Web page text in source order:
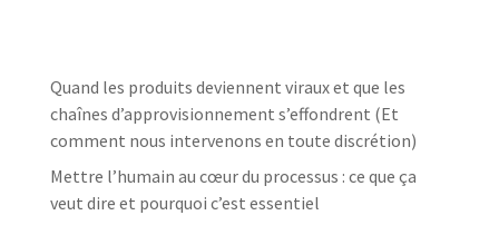
Quand les produits deviennent viraux et que les
chaînes d’approvisionnement s’effondrent (Et
comment nous intervenons en toute discrétion)
Mettre l’humain au cœur du processus : ce que ça
veut dire et pourquoi c’est essentiel